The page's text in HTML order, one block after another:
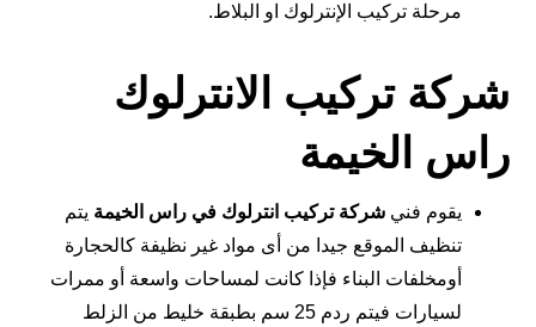
مرحلة تركيب الإنترلوك او البلاط.
شركة تركيب الانترلوك
راس الخيمة
يقوم فنيشركة تركيب انترلوك في راس الخيمة يتم
تنظيف الموقع جيدا من أى مواد غير نظيفة كالحجارة
أومخلفات البناء فإذا كانت لمساحات واسعة أو ممرات
لسيارات فيتم ردم 25 سم بطبقة خليط من الزلط